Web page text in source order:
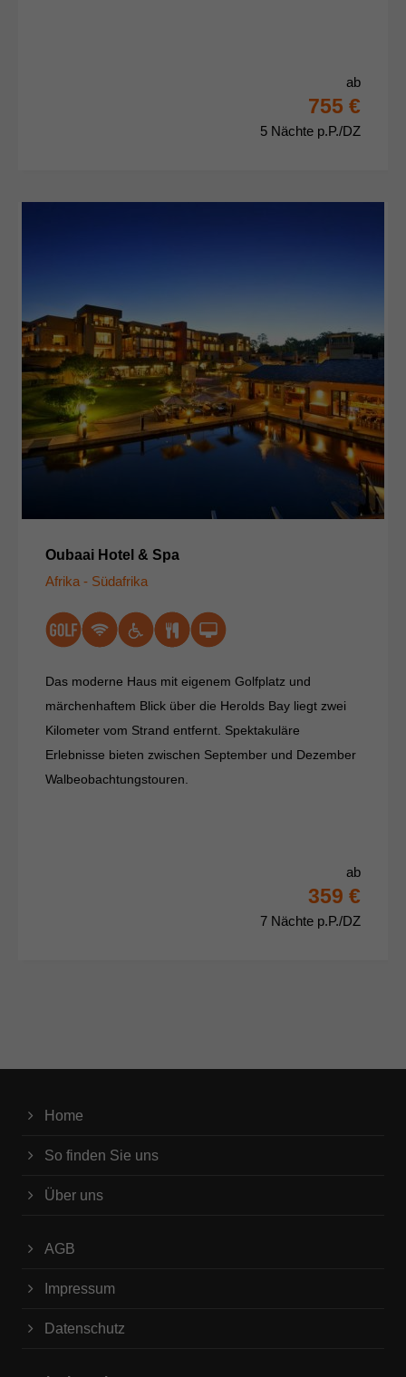
ab
755 €
5 Nächte p.P./DZ
Oubaai Hotel & Spa
Afrika - Südafrika
Das moderne Haus mit eigenem Golfplatz und
märchenhaftem Blick über die Herolds Bay liegt zwei
Kilometer vom Strand entfernt. Spektakuläre
Erlebnisse bieten zwischen September und Dezember
Walbeobachtungstouren.
ab
359 €
7 Nächte p.P./DZ
Home
So finden Sie uns
Über uns
AGB
Impressum
Datenschutz